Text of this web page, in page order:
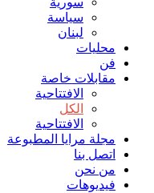
سياسة
لبنان
محليات
فن
مقابلات خاصة
الافتتاحیة
الكل
الافتتاحیة
مجلة مرايا المطبوعة
اتصل بنا
من نحن
فيديوهات